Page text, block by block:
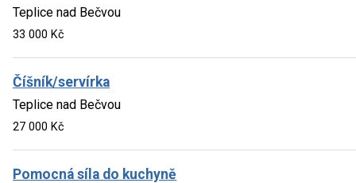
Teplice nad Bečvou
33 000 Kč
Číšník/servírka
Teplice nad Bečvou
27 000 Kč
Pomocná síla do kuchyně